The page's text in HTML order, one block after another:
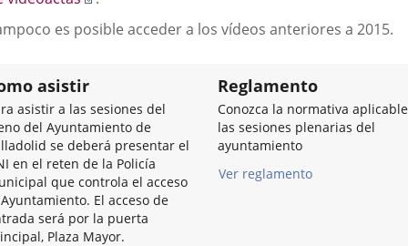
una
es posible acceder a los vídeos anteriores a 2015.
asistir
asistir a las sesiones del
del Ayuntamiento de
se deberá presentar el
en el reten de la Policía
que controla el acceso
El acceso de
será por la puerta
Plaza Mayor.
Reglamento
Conozca la normativa
las sesiones plenarias del
ayuntamiento
Ver reglamento